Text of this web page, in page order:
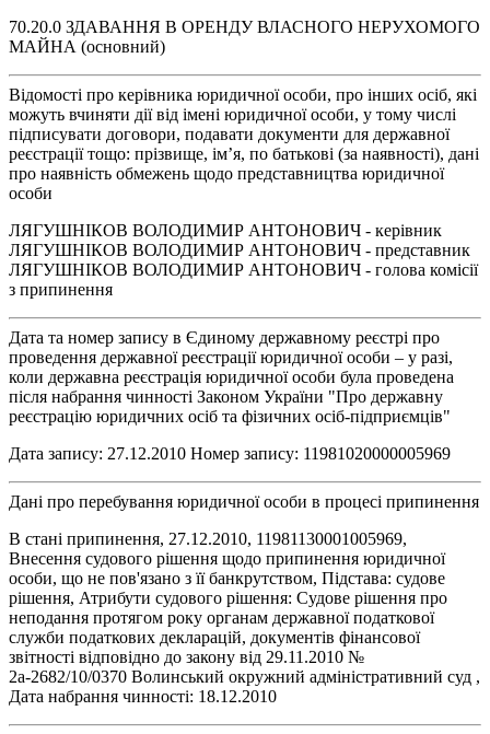
70.20.0 ЗДАВАННЯ В ОРЕНДУ ВЛАСНОГО НЕРУХОМОГО
МАЙНА (основний)
Відомості про керівника юридичної особи, про інших осіб, які
можуть вчиняти дії від імені юридичної особи, у тому числі
підписувати договори, подавати документи для державної
реєстрації тощо: прізвище, ім’я, по батькові (за наявності), дані
про наявність обмежень щодо представництва юридичної
особи
ЛЯГУШНІКОВ ВОЛОДИМИР АНТОНОВИЧ - керівник
ЛЯГУШНІКОВ ВОЛОДИМИР АНТОНОВИЧ - представник
ЛЯГУШНІКОВ ВОЛОДИМИР АНТОНОВИЧ - голова комісії
з припинення
Дата та номер запису в Єдиному державному реєстрі про
проведення державної реєстрації юридичної особи – у разі,
коли державна реєстрація юридичної особи була проведена
після набрання чинності Законом України "Про державну
реєстрацію юридичних осіб та фізичних осіб-підприємців"
Дата запису: 27.12.2010 Номер запису: 11981020000005969
Дані про перебування юридичної особи в процесі припинення
В стані припинення, 27.12.2010, 11981130001005969,
Внесення судового рішення щодо припинення юридичної
особи, що не пов'язано з її банкрутством, Підстава: судове
рішення, Атрибути судового рішення: Судове рішення про
неподання протягом року органам державної податкової
служби податкових декларацій, документів фінансової
звітності відповідно до закону від 29.11.2010 №
2а-2682/10/0370 Волинський окружний адміністративний суд ,
Дата набрання чинності: 18.12.2010